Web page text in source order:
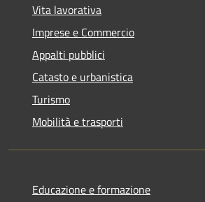
Vita lavorativa
Imprese e Commercio
Appalti pubblici
Catasto e urbanistica
Turismo
Mobilità e trasporti
Educazione e formazione